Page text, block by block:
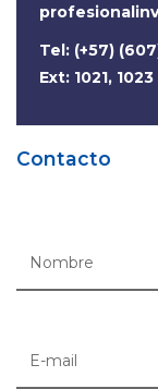
Tel: (+57)
Ext: 1021, 1023
Contacto